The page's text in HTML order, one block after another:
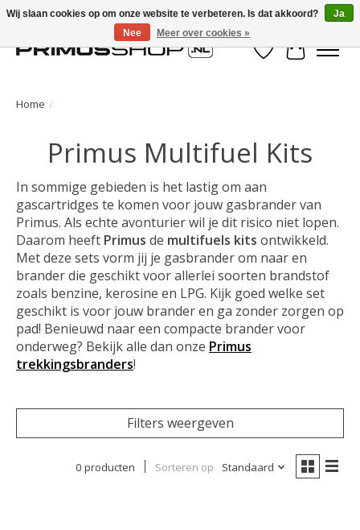
Verlanglijst
Home /
Primus Multifuel Kits
In sommige gebieden is het lastig om aan
gascartridges te komen voor jouw gasbrander van
Primus. Als echte avonturier wil je dit risico niet lopen.
Daarom heeft Primus de multifuels kits ontwikkeld.
Met deze sets vorm jij je gasbrander om naar en
brander die geschikt voor allerlei soorten brandstof
zoals benzine, kerosine en LPG. Kijk goed welke set
geschikt is voor jouw brander en ga zonder zorgen op
pad! Benieuwd naar een compacte brander voor
onderweg? Bekijk alle dan onze Primus
trekkingsbranders!
Filters weergeven
0 producten Sorteren op Standaard
Wij slaan cookies op om onze website te verbeteren. Is dat akkoord?
Ja
Nee
Meer over cookies »